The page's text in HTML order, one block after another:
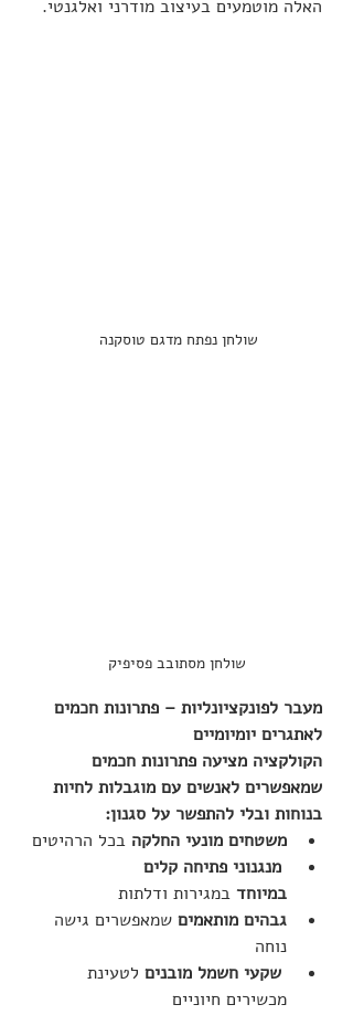
האלה מוטמעים בעיצוב מודרני ואלגנטי.
שולחן נפתח מדגם טוסקנה
שולחן מסתובב פסיפיק
מעבר לפונקציונליות – פתרונות חכמים
לאתגרים יומיומיים
הקולקציה מציעה פתרונות חכמים
שמאפשרים לאנשים עם מוגבלות לחיות
בנוחות ובלי להתפשר על סגנון:
משטחים מונעי החלקה בכל הרהיטים
מנגנוני פתיחה קלים
במיוחד במגירות ודלתות
גבהים מותאמים שמאפשרים גישה
נוחה
שקעי חשמל מובנים לטעינת
מכשירים חיוניים